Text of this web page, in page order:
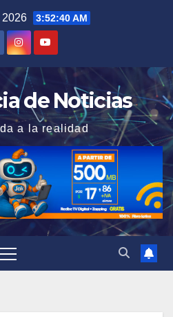
2026 3:52:41 AM
de Noticias
a la realidad